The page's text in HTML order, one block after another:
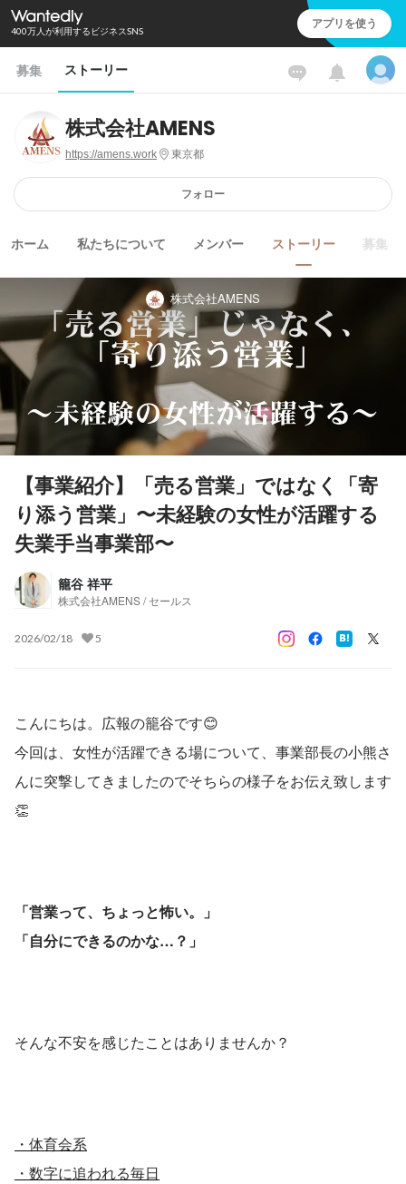
400万人が利用するビジネスSNS アプリを使う
募集 ストーリー
株式会社AMENS
https://amens.work 東京都
フォロー
ホーム 私たちについて メンバー ストーリー 募集
株式会社AMENS
【事業紹介】「売る営業」ではなく「寄
り添う営業」〜未経験の女性が活躍する
失業手当事業部〜
籠谷 祥平
株式会社AMENS / セールス
2026/02/18 5
こんにちは。広報の籠谷です😊
今回は、女性が活躍できる場について、事業部長の小熊さ
んに突撃してきましたのでそちらの様子をお伝え致します
👏
「営業って、ちょっと怖い。」
「自分にできるのかな…？」
そんな不安を感じたことはありませんか？
・体育会系
・数字に追われる毎日